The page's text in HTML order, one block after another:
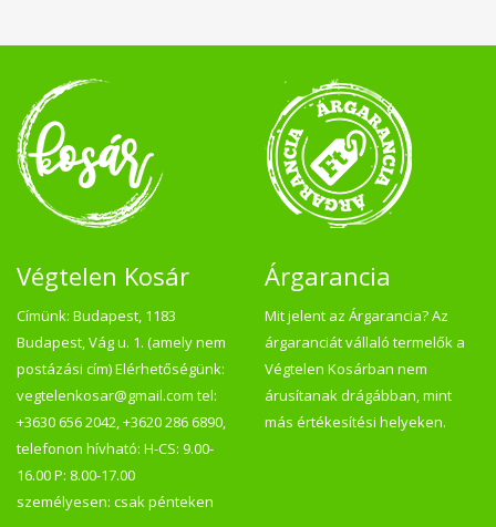
Végtelen Kosár
Címünk: Budapest, 1183
Budapest, Vág u. 1. (amely nem
postázási cím) Elérhetőségünk:
vegtelenkosar@gmail.com tel:
+3630 656 2042, +3620 286 6890,
telefonon hívható: H-CS: 9.00-
16.00 P: 8.00-17.00
személyesen: csak pénteken
Árgarancia
Mit jelent az Árgarancia? Az
árgaranciát vállaló termelők a
Végtelen Kosárban nem
árusítanak drágábban, mint
más értékesítési helyeken.